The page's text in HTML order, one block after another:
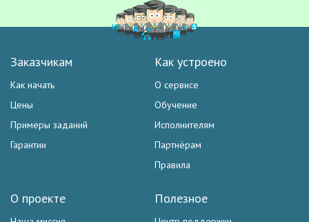
Заказчикам
Как начать
Цены
Примеры заданий
Гарантии
Как устроено
О сервисе
Обучение
Исполнителям
Партнёрам
Правила
Полезное
О проекте